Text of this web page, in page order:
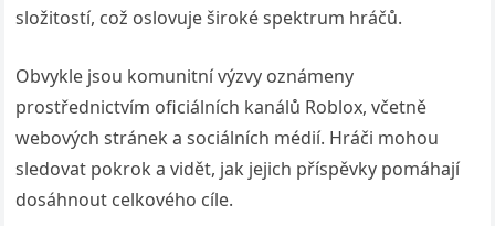
složitostí, což oslovuje široké spektrum hráčů.
Obvykle jsou komunitní výzvy oznámeny
prostřednictvím oficiálních kanálů Roblox, včetně
webových stránek a sociálních médií. Hráči mohou
sledovat pokrok a vidět, jak jejich příspěvky pomáhají
dosáhnout celkového cíle.